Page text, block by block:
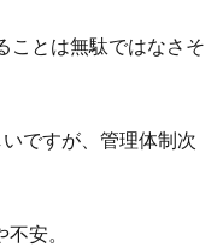
ことは無駄ではなさそ
ですが、管理体制次
安。